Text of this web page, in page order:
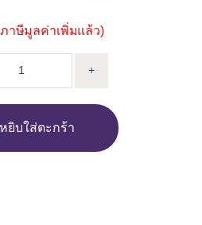
าษีมูลค่าเพิ่มแล้ว)
+
หยิบใส่ตะกร้า